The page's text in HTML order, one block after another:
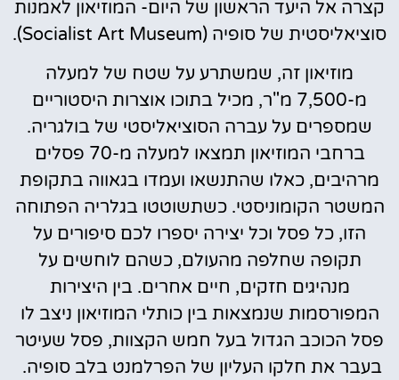
קצרה אל היעד הראשון של היום- המוזיאון לאמנות
סוציאליסטית של סופיה (Socialist Art Museum).
מוזיאון זה, שמשתרע על שטח של למעלה
מ-7,500 מ"ר, מכיל בתוכו אוצרות היסטוריים
שמספרים על עברה הסוציאליסטי של בולגריה.
ברחבי המוזיאון תמצאו למעלה מ-70 פסלים
מרהיבים, כאלו שהתנשאו ועמדו בגאווה בתקופת
המשטר הקומוניסטי. כשתשוטטו בגלריה הפתוחה
הזו, כל פסל וכל יצירה יספרו לכם סיפורים על
תקופה שחלפה מהעולם, כשהם לוחשים על
מנהיגים חזקים, חיים אחרים. בין היצירות
המפורסמות שנמצאות בין כותלי המוזיאון ניצב לו
פסל הכוכב הגדול בעל חמש הקצוות, פסל שעיטר
בעבר את חלקו העליון של הפרלמנט בלב סופיה.